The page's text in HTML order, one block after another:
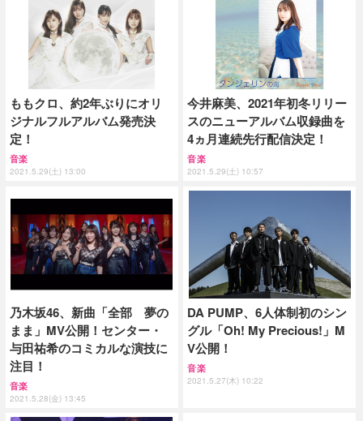
ももクロ、約2年ぶりにオリ
ジナルフルアルバム発売決
定！
音楽
2021.5.29(土) 13:00
今井麻美、2021年初冬リリー
スのニューアルバム収録曲を
4ヵ月連続先行配信決定！
音楽
2021.5.29(土) 10:57
乃木坂46、新曲「全部 夢の
まま」MV公開！センター・
与田祐希のコミカルな演技に
注目！
音楽
2021.5.28(金) 13:45
DA PUMP、6人体制初のシン
グル「Oh! My Precious!」M
V公開！
音楽
2021.5.27(木) 10:22